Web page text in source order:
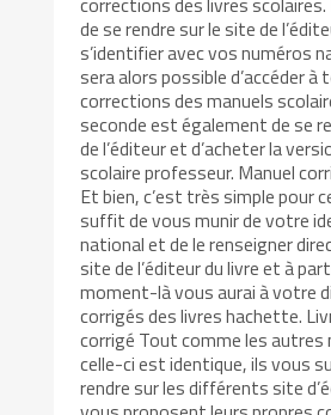
de se rendre sur le site de
s’identifier avec vos numéros
sera alors possible d’accéder à
corrections des manuels
seconde est également de se
de l’éditeur et d’acheter la
scolaire professeur. Manuel
Et bien, c’est très simple pour
suffit de vous munir de votre
national et de le renseigner
site de l’éditeur du livre et à
moment-là vous aurai à votre
corrigés des livres hachette.
corrigé Tout comme les autres
celle-ci est identique, ils vous
rendre sur les différents site